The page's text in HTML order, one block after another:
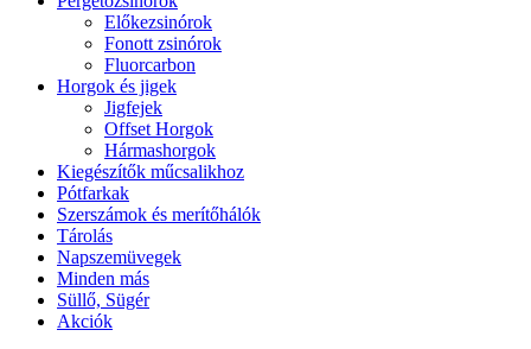
Előkezsinórok
Fonott zsinórok
Fluorcarbon
Horgok és jigek
Jigfejek
Offset Horgok
Hármashorgok
Kiegészítők műcsalikhoz
Pótfarkak
Szerszámok és merítőhálók
Tárolás
Napszemüvegek
Minden más
Süllő, Sügér
Akciók